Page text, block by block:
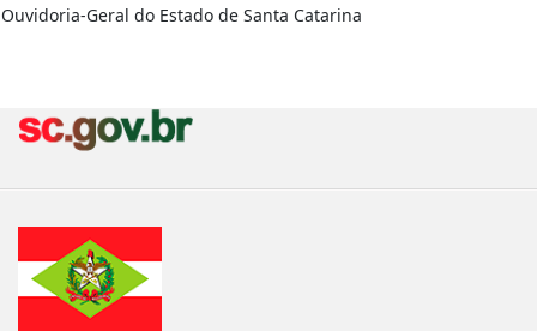
Ouvidoria-Geral do Estado de Santa Catarina